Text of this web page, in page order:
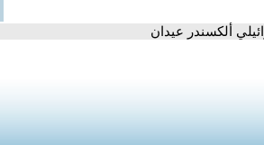
ألكسندر عيدان